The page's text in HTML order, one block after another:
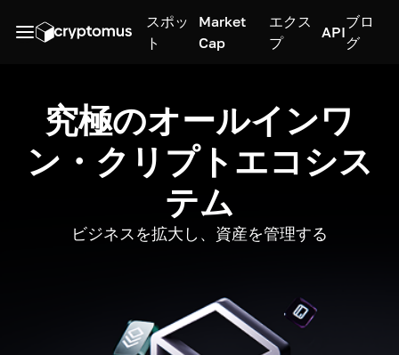
スポッ
ト
Market
Cap
エクス
プ
API
ブロ
グ
究極のオールインワ
ン・クリプトエコシス
テム
ビジネスを拡大し、資産を管理する